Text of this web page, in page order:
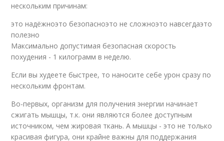
нескольким причинам:
это надёжноэто безопасноэто не сложноэто навсегдаэто
полезно
Максимально допустимая безопасная скорость
похудения - 1 килограмм в неделю.
Если вы худеете быстрее, то наносите себе урон сразу по
нескольким фронтам.
Во-первых, организм для получения энергии начинает
сжигать мышцы, т.к. они являются более доступным
источником, чем жировая ткань. А мышцы - это не только
красивая фигура, они крайне важны для поддержания